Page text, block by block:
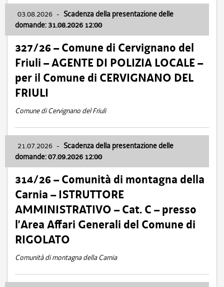
03.08.2026 - Scadenza della presentazione delle
domande: 31.08.2026 12:00
327/26 – Comune di Cervignano del
Friuli – AGENTE DI POLIZIA LOCALE –
per il Comune di CERVIGNANO DEL
FRIULI
Comune di Cervignano del Friuli
21.07.2026 - Scadenza della presentazione delle
domande: 07.09.2026 12:00
314/26 – Comunità di montagna della
Carnia – ISTRUTTORE
AMMINISTRATIVO – Cat. C – presso
l’Area Affari Generali del Comune di
RIGOLATO
Comunità di montagna della Carnia